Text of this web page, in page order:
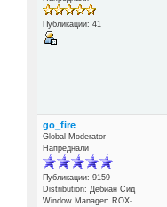
Публикации: 41
go_fire
Global Moderator
Напреднали
Публикации: 9159
Distribution: Дебиан Сид
Window Manager: ROX-